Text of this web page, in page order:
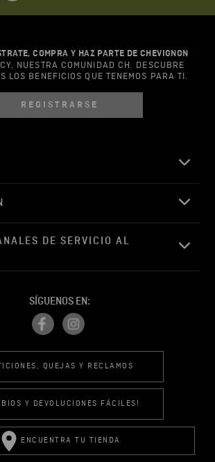
COMPRA Y HAZ PARTE DE CHEVIGNON
NUESTRA COMUNIDAD CH. DESCUBRE
LOS BENEFICIOS QUE TENEMOS PARA TI.
REGISTRARSE
DE SERVICIO AL
SÍGUENOS EN:
QUEJAS Y RECLAMOS
Y DEVOLUCIONES FÁCILES!
ENCUENTRA TU TIENDA